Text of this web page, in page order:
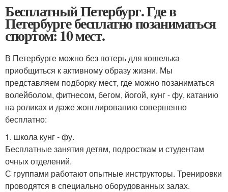
Бесплатный Петербург. Где в
Петербурге бесплатно позаниматься
спортом: 10 мест.
В Петербурге можно без потерь для кошелька
приобщиться к активному образу жизни. Мы
представляем подборку мест, где можно позаниматься
волейболом, фитнесом, бегом, йогой, кунг - фу, катанию
на роликах и даже жонглированию совершенно
бесплатно:
1. школа кунг - фу.
Бесплатные занятия детям, подросткам и студентам
очных отделений.
С группами работают опытные инструкторы. Тренировки
проводятся в специально оборудованных залах.